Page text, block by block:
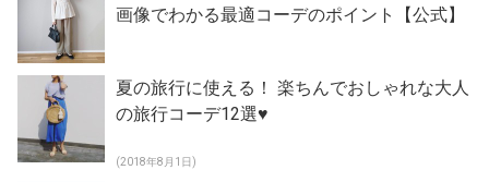
画像でわかる最適コーデのポイント【公式】
夏の旅行に使える！ 楽ちんでおしゃれな大人
の旅行コーデ12選♥
(2018年8月1日)